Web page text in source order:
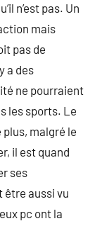
n’est pas. Un
mais
pas de
a des
ne pourraient
les sports. Le
plus, malgré le
il est quand
ses
être aussi vu
pc ont la